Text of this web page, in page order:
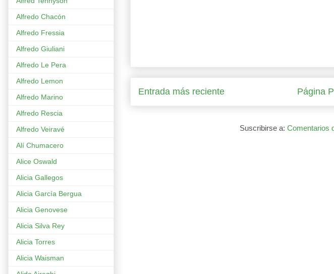
Entrada más reciente Página
Suscribirse a: Comentarios
Alfredo Chacón
Alfredo Fressia
Alfredo Giuliani
Alfredo Le Pera
Alfredo Lemon
Alfredo Marino
Alfredo Rescia
Alfredo Veiravé
Alí Chumacero
Alice Oswald
Alicia Gallegos
Alicia García Bergua
Alicia Genovese
Alicia Silva Rey
Alicia Torres
Alicia Waisman